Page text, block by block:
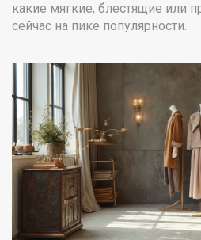
какие мягкие, блестящие или
сейчас на пике популярности.